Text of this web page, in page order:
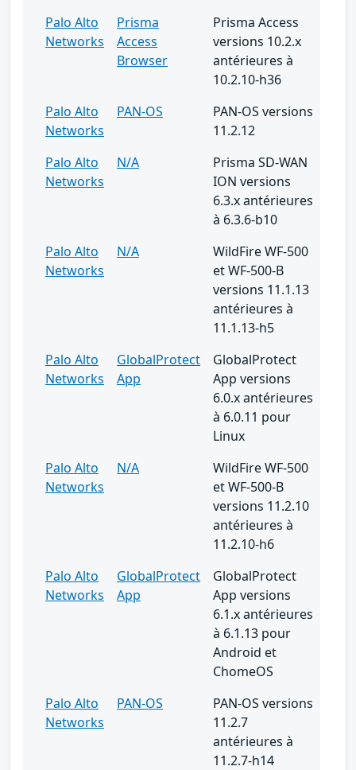
Palo Alto
Networks
Prisma
Access
Browser
Prisma Access
versions 10.2.x
antérieures à
10.2.10-h36
Palo Alto
Networks
PAN-OS
PAN-OS versions
11.2.12
Palo Alto
Networks
N/A
Prisma SD-WAN
ION versions
6.3.x antérieures
à 6.3.6-b10
Palo Alto
Networks
N/A
WildFire WF-500
et WF-500-B
versions 11.1.13
antérieures à
11.1.13-h5
Palo Alto
Networks
GlobalProtect
App
GlobalProtect
App versions
6.0.x antérieures
à 6.0.11 pour
Linux
Palo Alto
Networks
N/A
WildFire WF-500
et WF-500-B
versions 11.2.10
antérieures à
11.2.10-h6
Palo Alto
Networks
GlobalProtect
App
GlobalProtect
App versions
6.1.x antérieures
à 6.1.13 pour
Android et
ChomeOS
Palo Alto
Networks
PAN-OS
PAN-OS versions
11.2.7
antérieures à
11.2.7-h14